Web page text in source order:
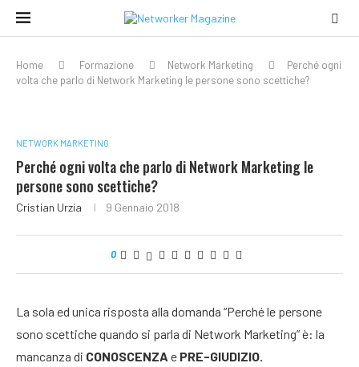
Home Formazione Network Marketing
Perché ogni
volta che parlo di Network Marketing le persone sono scettiche?
NETWORK MARKETING
Perché ogni volta che parlo di Network Marketing le
persone sono scettiche?
Cristian Urzia 9 Gennaio 2018
0
La sola ed unica risposta alla domanda “Perché le persone
sono scettiche quando si parla di Network Marketing” è: la
mancanza di CONOSCENZA e PRE-GIUDIZIO.